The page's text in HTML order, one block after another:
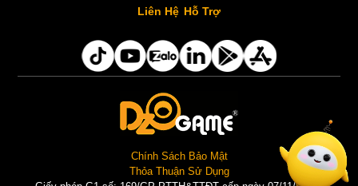
Liên Hệ Hỗ Trợ
Chính Sách Bảo Mật
Thỏa Thuận Sử Dụng